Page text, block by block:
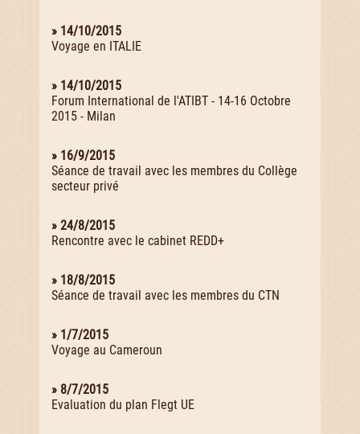
» 14/10/2015
Voyage en ITALIE
» 14/10/2015
Forum International de l'ATIBT - 14-16 Octobre
2015 - Milan
» 16/9/2015
Séance de travail avec les membres du Collège
secteur privé
» 24/8/2015
Rencontre avec le cabinet REDD+
» 18/8/2015
Séance de travail avec les membres du CTN
» 1/7/2015
Voyage au Cameroun
» 8/7/2015
Evaluation du plan Flegt UE